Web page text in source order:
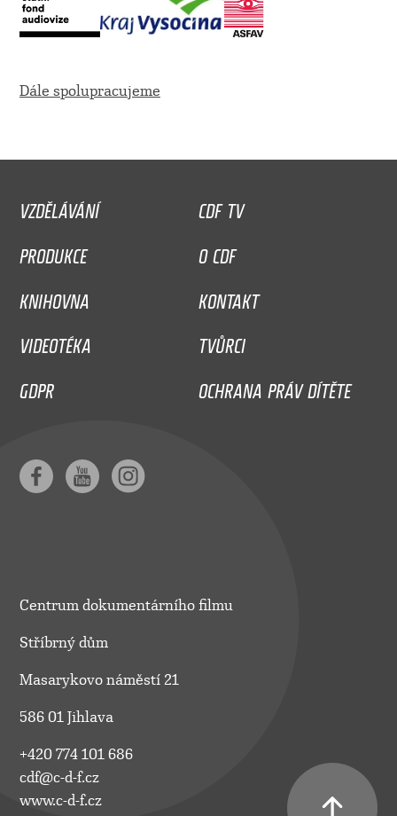
Dále spolupracujeme
VZDĚLÁVÁNÍ
CDF TV
PRODUKCE
O CDF
KNIHOVNA
KONTAKT
VIDEOTÉKA
TVŮRCI
GDPR
OCHRANA PRÁV DÍTĚTE
Centrum dokumentárního filmu
Stříbrný dům
Masarykovo náměstí 21
586 01 Jihlava
+420 774 101 686
cdf@c-d-f.cz
www.c-d-f.cz